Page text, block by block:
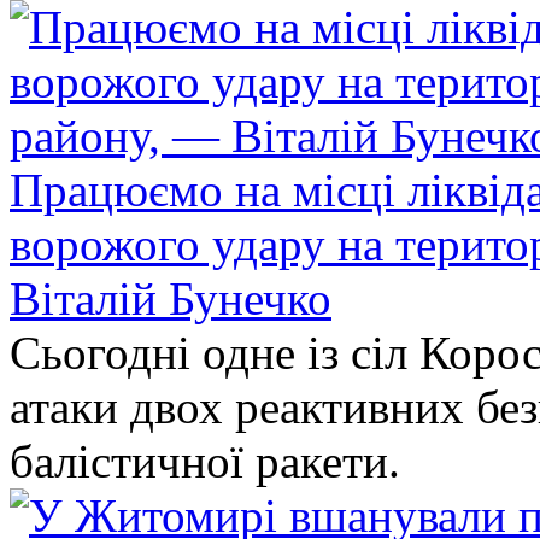
Працюємо на місці
ворожого удару на
Віталій Бунечко
Сьогодні одне із сіл
атаки двох реактивних
балістичної ракети.